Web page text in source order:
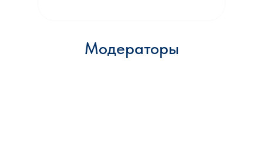
Модераторы